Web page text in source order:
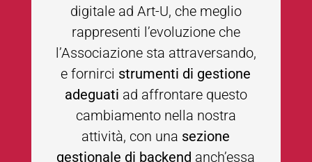
digitale ad Art-U, che meglio
rappresenti l’evoluzione che
l’Associazione sta attraversando,
e fornirci strumenti di gestione
adeguati ad affrontare questo
cambiamento nella nostra
attività, con una sezione
gestionale di backend anch’essa